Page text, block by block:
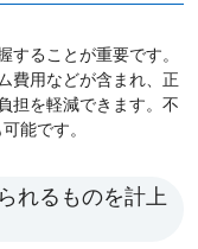
することが重要です。
費用などが含まれ、正
担を軽減できます。不
能です。
れるものを計上